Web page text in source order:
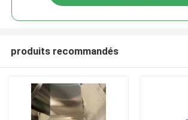
produits recommandés